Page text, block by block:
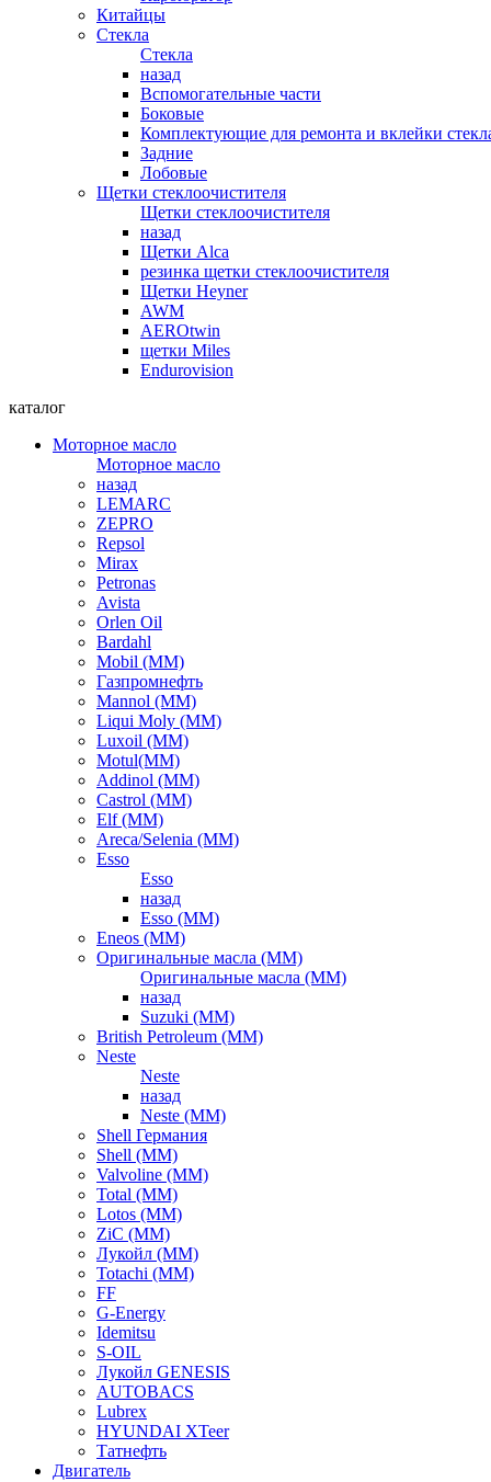
Китайцы
Стекла
Стекла
назад
Вспомогательные части
Боковые
Комплектующие для ремонта и вклейки
Задние
Лобовые
Щетки стеклоочистителя
Щетки стеклоочистителя
назад
Щетки Alca
резинка щетки стеклоочистителя
Щетки Heyner
AWM
AEROtwin
щетки Miles
Endurovision
каталог
Моторное масло
Моторное масло
назад
LEMARC
ZEPRO
Repsol
Mirax
Petronas
Avista
Orlen Oil
Bardahl
Mobil (ММ)
Газпромнефть
Mannol (ММ)
Liqui Moly (ММ)
Luxoil (ММ)
Motul(ММ)
Addinol (ММ)
Castrol (ММ)
Elf (ММ)
Areca/Selenia (ММ)
Esso
Esso
назад
Esso (ММ)
Eneos (ММ)
Оригинальные масла (ММ)
Оригинальные масла (ММ)
назад
Suzuki (ММ)
British Petroleum (ММ)
Neste
Neste
назад
Neste (ММ)
Shell Германия
Shell (ММ)
Valvoline (ММ)
Total (ММ)
Lotos (ММ)
ZiC (ММ)
Лукойл (ММ)
Totachi (MM)
FF
G-Energy
Idemitsu
S-OIL
Лукойл GENESIS
AUTOBACS
Lubrex
HYUNDAI XTeer
Татнефть
Двигатель